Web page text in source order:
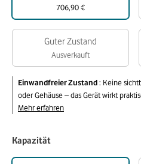
706,90 €
Guter Zustand
Ausverkauft
Einwandfreier Zustand: Keine
oder Gehäuse – das Gerät wirkt
Mehr erfahren
Kapazität